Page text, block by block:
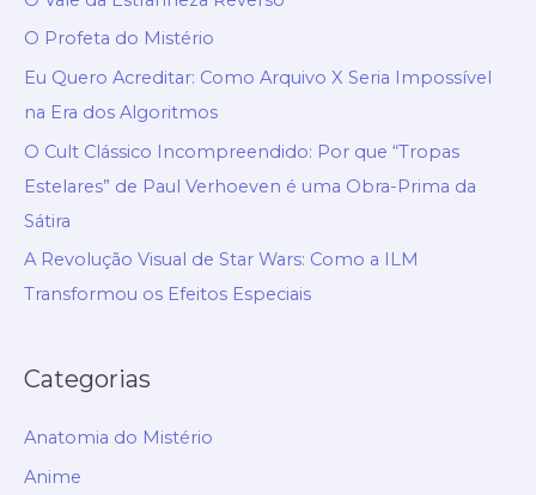
O Profeta do Mistério
Eu Quero Acreditar: Como Arquivo X Seria Impossível
na Era dos Algoritmos
O Cult Clássico Incompreendido: Por que “Tropas
Estelares” de Paul Verhoeven é uma Obra-Prima da
Sátira
A Revolução Visual de Star Wars: Como a ILM
Transformou os Efeitos Especiais
Categorias
Anatomia do Mistério
Anime